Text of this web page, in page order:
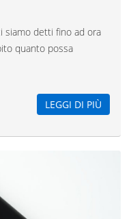
siamo detti fino ad ora
quanto possa
LEGGI DI PIÙ